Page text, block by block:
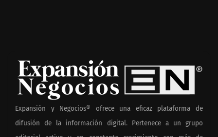
Expansión y Negocios® ofrece una eficaz plataforma de
difusión de la información digital. Pertenece a un grupo